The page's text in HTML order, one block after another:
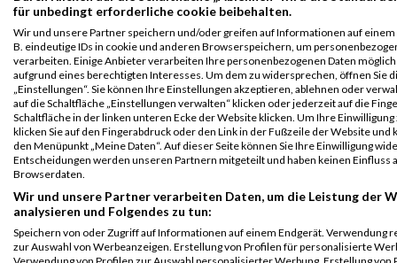
Teamwertung
mixed
AG & Co.KG
B2Run
Hamburg
Teamwertung
weiblich
3254 Jana Brinmühl 0000 GER
Jungheinrich
Vertrieb
Deutschland
AG & Co.KG
Legende:
GPos = Geschlechter Position, KPos = Kategorie Position, TPos =
Team Position, DNS = Did not start, DNF = Did not finish, DQ =
Disqualifiziert
für unbedingt erforderliche cookie beibehalten.
Wir und unsere Partner speichern und/oder greifen auf Informationen auf einem
B. eindeutige IDs in cookie und anderen Browserspeichern, um
verarbeiten. Einige Anbieter verarbeiten Ihre personenbezogenen Daten
aufgrund eines berechtigten Interesses. Um dem zu widersprechen, öffnen Sie
„Einstellungen“. Sie können Ihre Einstellungen akzeptieren, ablehnen oder
auf die Schaltfläche „Einstellungen verwalten“ klicken oder jederzeit auf die
Schaltfläche in der linken unteren Ecke der Website klicken. Um Ihre
klicken Sie auf den Fingerabdruck oder den Link in der Fußzeile der Website und
den Menüpunkt „Meine Daten“. Auf dieser Seite können Sie Ihre Einwilligung
Entscheidungen werden unseren Partnern mitgeteilt und haben keinen Einfluss
Browserdaten.
Wir und unsere Partner verarbeiten Daten, um die Leistung der
analysieren und Folgendes zu tun:
Speichern von oder Zugriff auf Informationen auf einem Endgerät. Verwendung
zur Auswahl von Werbeanzeigen. Erstellung von Profilen für personalisierte
Verwendung von Profilen zur Auswahl personalisierter Werbung. Erstellung von